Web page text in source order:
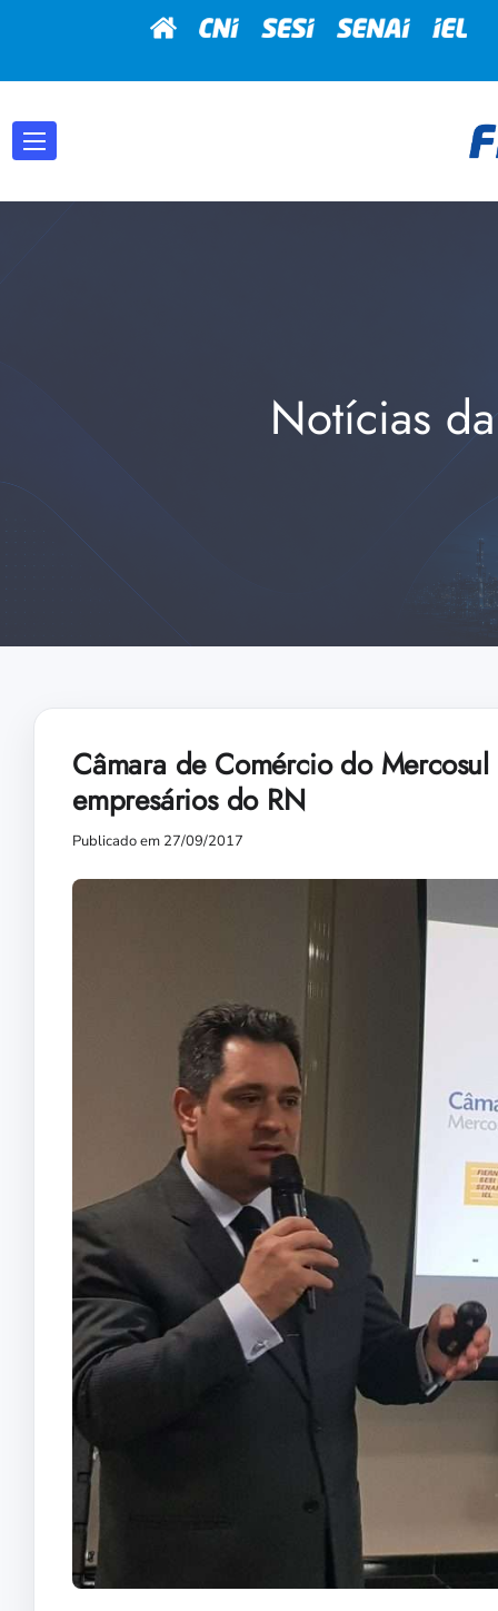
Notícias
Câmara de Comércio do
empresários do RN
Publicado em 27/09/2017